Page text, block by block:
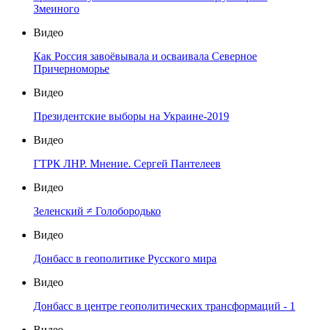
Змеиного
Видео
Как Россия завоёвывала и осваивала Северное
Причерноморье
Видео
Президентские выборы на Украине-2019
Видео
ГТРК ЛНР. Мнение. Сергей Пантелеев
Видео
Зеленский ≠ Голобородько
Видео
Донбасс в геополитике Русского мира
Видео
Донбасс в центре геополитических трансформаций - 1